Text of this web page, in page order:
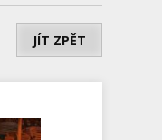
JÍT ZPĚT